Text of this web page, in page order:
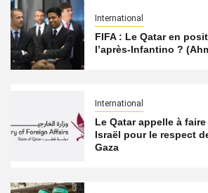
International
FIFA : Le Qatar en
l’après-Infantino ?
International
Le Qatar appelle à
Israël pour le respect
Gaza